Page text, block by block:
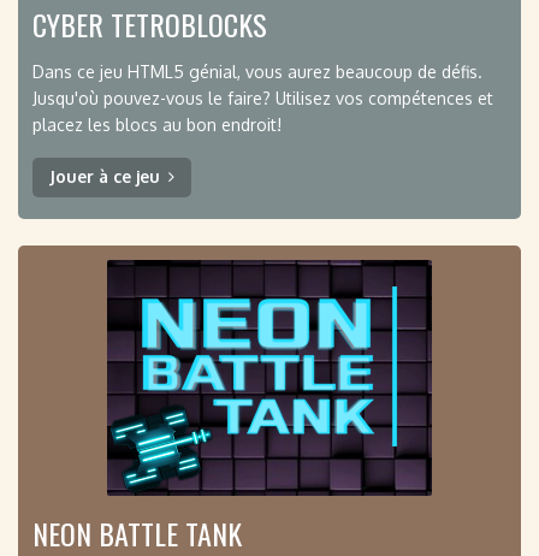
CYBER TETROBLOCKS
Dans ce jeu HTML5 génial, vous aurez beaucoup de défis.
Jusqu'où pouvez-vous le faire? Utilisez vos compétences et
placez les blocs au bon endroit!
Jouer à ce jeu
NEON BATTLE TANK